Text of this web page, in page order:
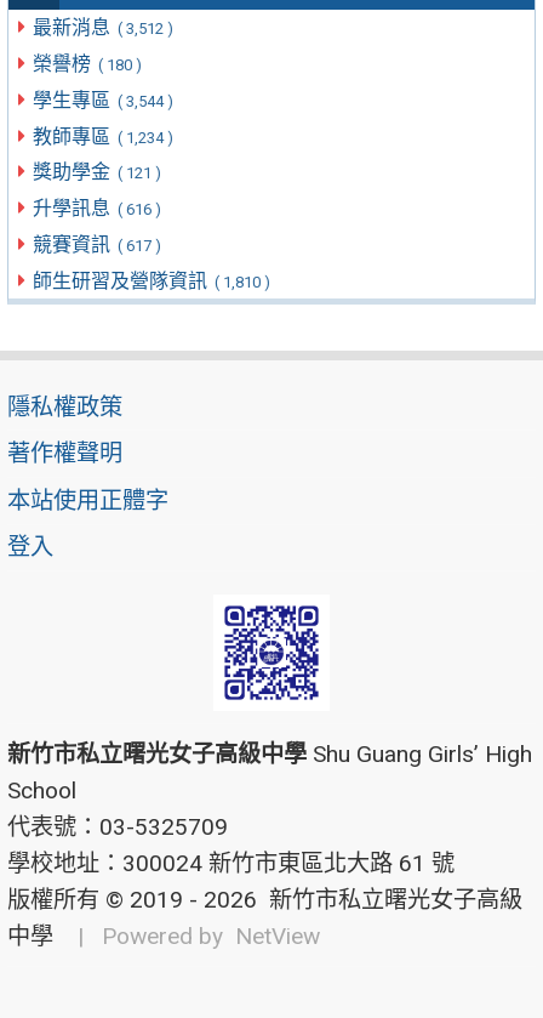
最新消息 ( 3,512 )
榮譽榜 ( 180 )
學生專區 ( 3,544 )
教師專區 ( 1,234 )
獎助學金 ( 121 )
升學訊息 ( 616 )
競賽資訊 ( 617 )
師生研習及營隊資訊 ( 1,810 )
隱私權政策
著作權聲明
本站使用正體字
登入
新竹市私立曙光女子高級中學 Shu Guang Girls’ High
School
代表號：03-5325709
學校地址：300024 新竹市東區北大路 61 號
版權所有 © 2019 - 2026 新竹市私立曙光女子高級
中學
| Powered by NetView